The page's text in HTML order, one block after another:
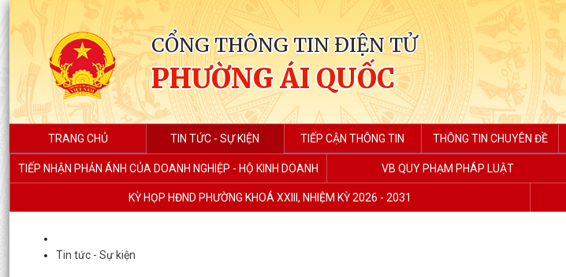
CỔNG THÔNG TIN ĐIỆN TỬ
PHƯỜNG ÁI QUỐC
TRANG CHỦ TIN TỨC - SỰ KIỆN TIẾP CẬN THÔNG TIN THÔNG TIN CHUYÊN ĐỀ
TIẾP NHẬN PHẢN ÁNH CỦA DOANH NGHIỆP - HỘ KINH DOANH VB QUY PHẠM PHÁP LUẬT
KỲ HỌP HĐND PHƯỜNG KHOÁ XXIII, NHIỆM KỲ 2026 - 2031
Tin tức - Sự kiện